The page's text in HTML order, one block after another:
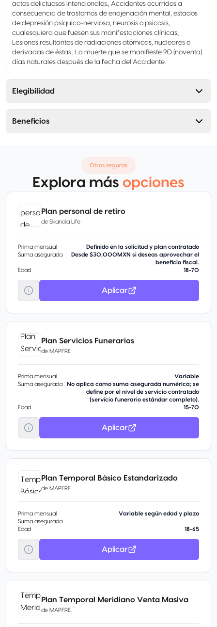
actos delictuosos intencionales., Accidentes ocurridos a
consecuencia de trastornos de enajenación mental, estados
de depresión psíquico-nerviosa, neurosis o psicosis,
cualesquiera que fuesen sus manifestaciones clínicas.,
Lesiones resultantes de radiaciones atómicas, nucleares o
derivadas de éstas., La muerte que se manifieste 90 (noventa)
días naturales después de la fecha del Accidente.
Elegibilidad
Beneficios
Otros seguros
Explora más opciones
Plan personal de retiro
de Skandia Life
Prima mensual
Definido en la solicitud y plan contratado
Suma asegurada
Desde $30,000MXN si deseas aprovechar el
beneficio fiscal.
Edad
18-70
Aplicar
Plan Servicios Funerarios
de MAPFRE
Prima mensual
Variable
Suma asegurada
No aplica como suma asegurada numérica; se
define por el nivel de servicio contratado
(servicio funerario estándar completo).
Edad
15-70
Aplicar
Plan Temporal Básico Estandarizado
de MAPFRE
Prima mensual
Variable según edad y plazo
Suma asegurada
Edad
18-65
Aplicar
Plan Temporal Meridiano Venta Masiva
de MAPFRE